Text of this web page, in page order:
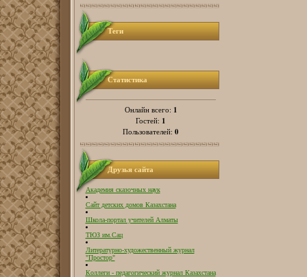
Теги
Статистика
Онлайн всего: 1
Гостей: 1
Пользователей: 0
Друзья сайта
Академия сказочных наук
Сайт детских домов Казахстана
Школа-портал учителей Алматы
ТЮЗ им.Сац
Литературно-художественный журнал
"Простор"
Коллеги - педагогический журнал Казахстана